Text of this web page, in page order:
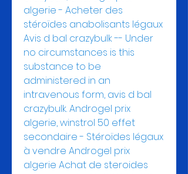
algerie - Acheter des
stéroïdes anabolisants légaux
Avis d bal crazybulk -- Under
no circumstances is this
substance to be
administered in an
intravenous form, avis d bal
crazybulk. Androgel prix
algerie, winstrol 50 effet
secondaire - Stéroïdes légaux
à vendre Androgel prix
algerie Achat de steroides